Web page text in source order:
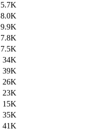
5.7K
8.0K
9.9K
7.8K
7.5K
34K
39K
26K
23K
15K
35K
41K